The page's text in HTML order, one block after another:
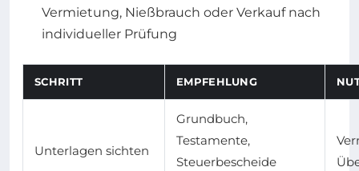
Vermietung, Nießbrauch oder Verkauf nach
individueller Prüfung
SCHRITT EMPFEHLUNG
Unterlagen sichten
Grundbuch,
Testamente,
Steuerbescheide